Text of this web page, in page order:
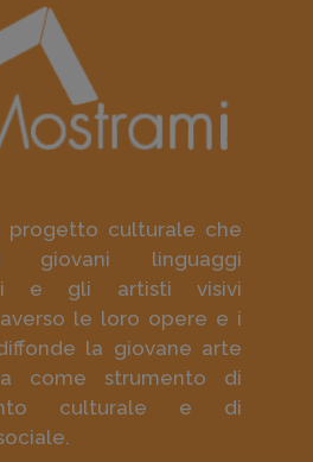
progetto culturale che
giovani linguaggi
e gli artisti visivi
le loro opere e i
la giovane arte
come strumento di
culturale e di